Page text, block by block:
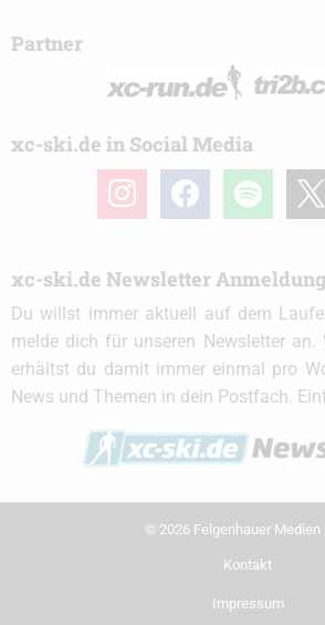
Partner
xc-ski.de in Social Media
instagramfacebook spotify
xc-ski.de Newsletter Anmeldung
Du willst immer aktuell auf dem
melde dich für unseren Newsletter an.
erhältst du damit immer einmal pro
News und Themen in dein Postfach.
© 2026 Felgenhauer Medien
Kontakt
Impressum